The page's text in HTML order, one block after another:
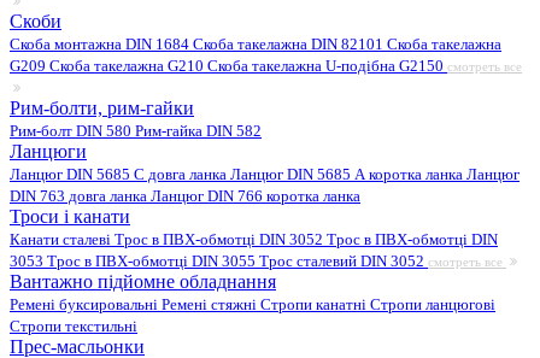
Скоби
Скоба монтажна DIN 1684 Скоба такелажна DIN 82101 Скоба такелажна
G209 Скоба такелажна G210 Скоба такелажна U-подібна G2150 смотреть все
Рим-болти, рим-гайки
Рим-болт DIN 580 Рим-гайка DIN 582
Ланцюги
Ланцюг DIN 5685 C довга ланка Ланцюг DIN 5685 А коротка ланка Ланцюг
DIN 763 довга ланка Ланцюг DIN 766 коротка ланка
Троси і канати
Канати сталеві Трос в ПВХ-обмотці DIN 3052 Трос в ПВХ-обмотці DIN
3053 Трос в ПВХ-обмотці DIN 3055 Трос сталевий DIN 3052 смотреть все
Вантажно підйомне обладнання
Ремені буксировальні Ремені стяжні Стропи канатні Стропи ланцюгові
Стропи текстильні
Прес-масльонки